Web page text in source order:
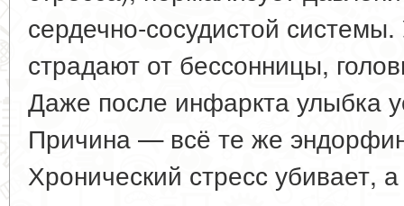
сердечно-сосудистой
страдают от бессонницы,
Даже после инфаркта улыбка
Причина — всё те же
Хронический стресс убивает,